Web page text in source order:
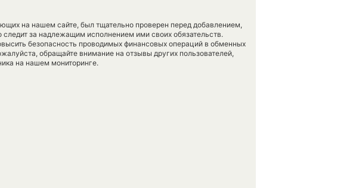
на нашем сайте, был тщательно проверен перед добавлением,
за надлежащим исполнением ими своих обязательств.
безопасность проводимых финансовых операций в обменных
обращайте внимание на отзывы других пользователей,
на нашем мониторинге.